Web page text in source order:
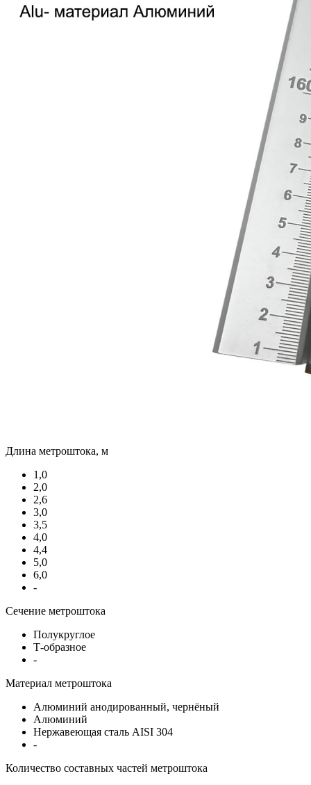
Длина метроштока, м
1,0
2,0
2,6
3,0
3,5
4,0
4,4
5,0
6,0
-
Сечение метроштока
Полукруглое
Т-образное
-
Материал метроштока
Алюминий анодированный, чернёный
Алюминий
Нержавеющая сталь AISI 304
-
Количество составных частей метроштока